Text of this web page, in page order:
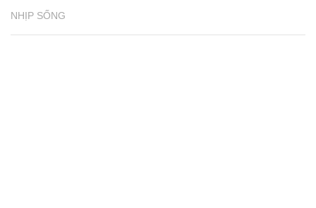
NHỊP SỐNG